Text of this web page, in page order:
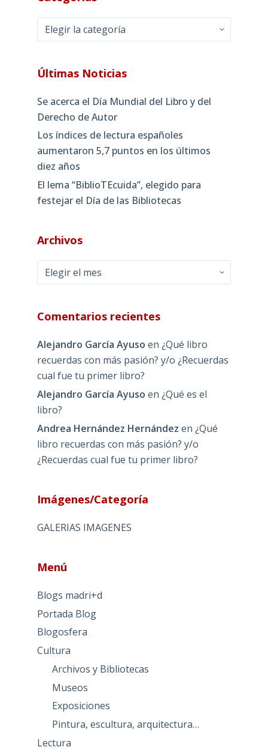
Categorías
Últimas Noticias
Se acerca el Día Mundial del Libro y del
Derecho de Autor
Los índices de lectura españoles
aumentaron 5,7 puntos en los últimos
diez años
El lema “BiblioTEcuida”, elegido para
festejar el Día de las Bibliotecas
Archivos
Archivos
Comentarios recientes
Alejandro García Ayuso en ¿Qué libro
recuerdas con más pasión? y/o ¿Recuerdas
cual fue tu primer libro?
Alejandro García Ayuso en ¿Qué es el
libro?
Andrea Hernández Hernández en ¿Qué
libro recuerdas con más pasión? y/o
¿Recuerdas cual fue tu primer libro?
Imágenes/Categoría
GALERIAS IMAGENES
Menú
Blogs madri+d
Portada Blog
Blogosfera
Cultura
Archivos y Bibliotecas
Museos
Exposiciones
Pintura, escultura, arquitectura…
Lectura